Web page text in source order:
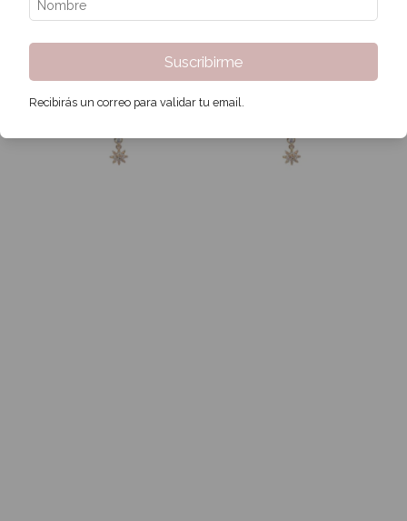
Suscribirme
Recibirás un correo para validar tu email.